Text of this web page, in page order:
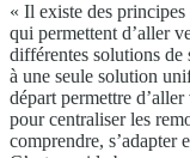
« Il existe des
qui permettent d’aller
différentes solutions de
à une seule solution
départ permettre
pour centraliser les
comprendre, s’adapter